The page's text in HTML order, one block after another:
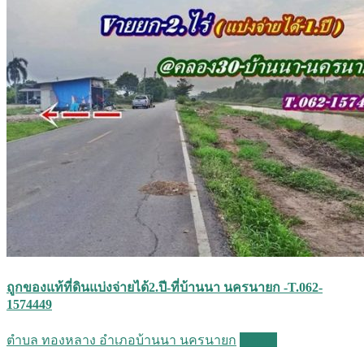
ถูกของแท้ที่ดินแบ่งจ่ายได้2.ปี-ที่บ้านนา นครนายก -T.062-
1574449
ตำบล ทองหลาง อำเภอบ้านนา นครนายก